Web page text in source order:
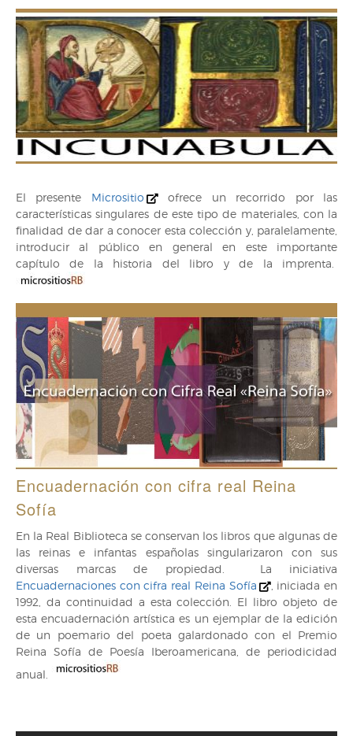
El presente Micrositio
ofrece un recorrido por las
características singulares de este tipo de materiales, con la
finalidad de dar a conocer esta colección y, paralelamente,
introducir al público en general en este importante
capítulo de la historia del libro y de la imprenta.
Encuadernación con cifra real Reina
Sofía
En la Real Biblioteca se conservan los libros que algunas de
las reinas e infantas españolas singularizaron con sus
diversas marcas de propiedad. La iniciativa
Encuadernaciones con cifra real Reina Sofía
, iniciada en
1992, da continuidad a esta colección. El libro objeto de
esta encuadernación artística es un ejemplar de la edición
de un poemario del poeta galardonado con el Premio
Reina Sofía de Poesía Iberoamericana, de periodicidad
anual.